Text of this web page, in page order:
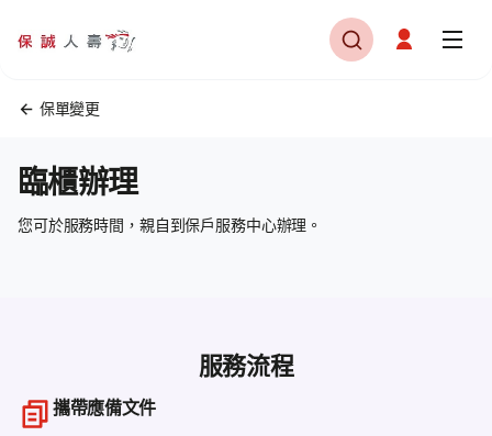
保單變更
臨櫃辦理
您可於服務時間，親自到保戶服務中心辦理。
服務流程
攜帶應備文件